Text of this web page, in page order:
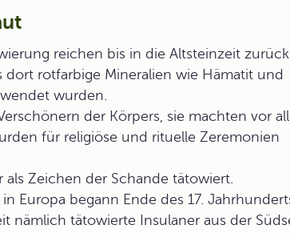
reichen bis in die Altsteinzeit
rotfarbige Mineralien wie Hämatit und
wurden.
der Körpers, sie machten vor
für religiöse und rituelle Zeremonien
Zeichen der Schande tätowiert.
Europa begann Ende des 17.
tätowierte Insulaner aus der